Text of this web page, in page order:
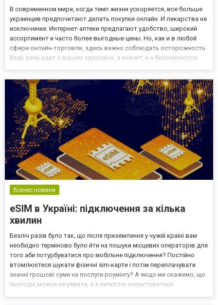
В современном мире, когда темп жизни ускоряется, все больше
украинцев предпочитают делать покупки онлайн. И лекарства не
исключение. Интернет-аптеки предлагают удобство, широкий
ассортимент и часто более выгодные цены. Но, как и в любой
сфере онлайн-торговли, здесь важно соблюдать осторожность.
Ведь речь идет о вашем здоровье, а значит, и о безопасности.
Бізнес новини
eSIM в Україні: підключення за кілька
хвилин
Безліч разів було так, що після приземлення у чужій країні вам
необхідно терміново було йти на пошуки місцевих операторів для
того аби потурбуватися про мобільне підключення? Постійно
втомлюєтеся шукати фізичні sim-карти і потім переплачувати
значні грошові суми на послуги роумінгу? А якщо ми скажемо, що
сьогодні можна не уявити, а з легкістю користуватися